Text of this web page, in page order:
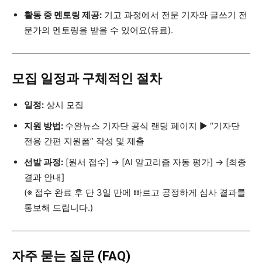
활동 중 멘토링 제공: 기고 과정에서 전문 기자와 글쓰기 전
문가의 멘토링을 받을 수 있어요(유료).
모집 일정과 구체적인 절차
일정: 상시 모집
지원 방법: 수완뉴스 기자단 공식 랜딩 페이지 ▶ “기자단
전용 간편 지원폼” 작성 및 제출
선발 과정: [원서 접수] → [AI 알고리즘 자동 평가] → [최종
결과 안내]
(※ 접수 완료 후 단 3일 만에 빠르고 공정하게 심사 결과를
통보해 드립니다.)
자주 묻는 질문 (FAQ)